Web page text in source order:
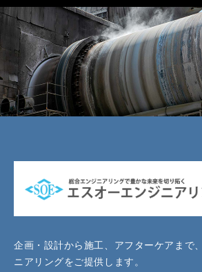
企画・設計から施工、アフターケアまで
ニアリングをご提供します。